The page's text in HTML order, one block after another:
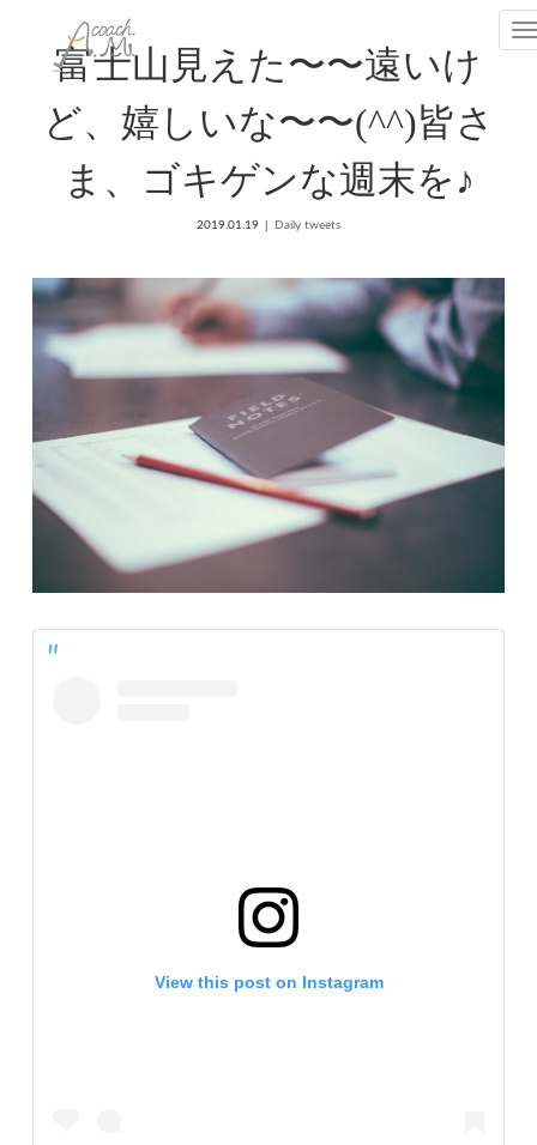
富士山見えた〜〜遠いけ
ど、嬉しいな〜〜(^^)皆さ
ま、ゴキゲンな週末を♪
2019.01.19 Daily tweets
View this post on Instagram